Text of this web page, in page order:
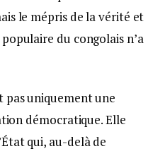
le mépris de la vérité et
du congolais n’a
pas uniquement une
démocratique. Elle
qui, au-delà de